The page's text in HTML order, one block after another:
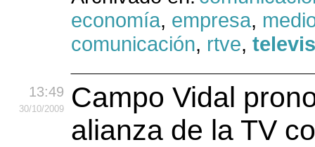
economía, empresa,
comunicación, rtve,
13:49
30/10/2009
Campo Vidal
alianza de la TV